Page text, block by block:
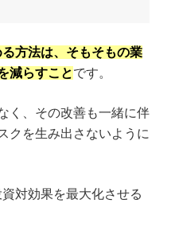
方法は、そもそもの業
減らすことです。
く、その改善も一緒に伴
クを生み出さないように
対効果を最大化させる